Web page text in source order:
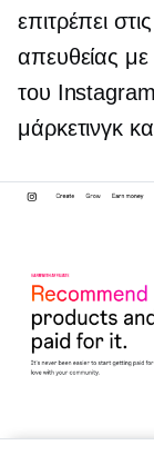
επιτρέπει
απευθείας με
του Instagram
μάρκετινγκ